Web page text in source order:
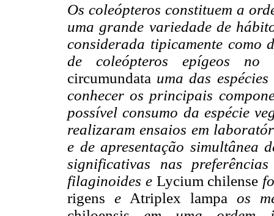
Os coleópteros constituem a
uma grande variedade de
considerada tipicamente como
de coleópteros epígeos no
circumundata uma das
conhecer os principais
possível consumo da espécie
realizaram ensaios em
e de apresentação simultânea
significativas nas
filaginoides e Lycium chilense
rigens e Atriplex lampa os